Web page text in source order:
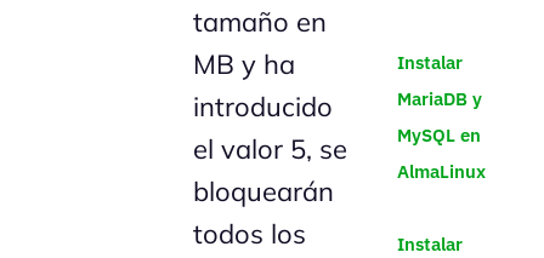
tamaño en
MB y ha
introducido
el valor 5, se
bloquearán
todos los
Instalar
MariaDB y
MySQL en
AlmaLinux
Instalar